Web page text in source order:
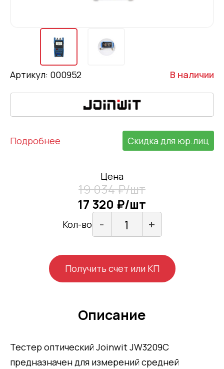
Артикул: 000952 В наличии
Подробнее Скидка для юр.лиц
Цена
19 034 ₽/шт
17 320 ₽/шт
Кол-во - +
Получить счет или КП
Описание
Тестер оптический Joinwit JW3209C
предназначен для измерений средней